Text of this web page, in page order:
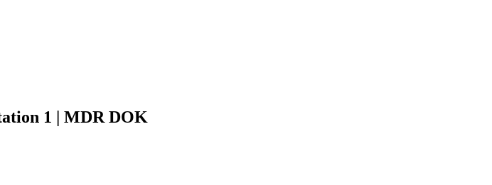
1 | MDR DOK